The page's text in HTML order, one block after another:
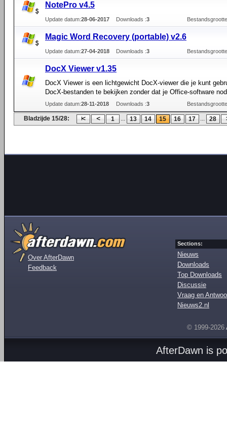
NotePro v4.5
Update datum:28-06-2017 Downloads :3
Magic Word Recovery (portable) v2.6
Update datum:27-04-2018 Downloads :3
DocX Viewer v1.35
DocX Viewer is een lichtgewicht DocX-viewer die je kunt
DocX-bestanden te bekijken zonder dat je Office-software
Update datum:28-11-2018 Downloads :3
Bladzijde 15/28: 1 ... 13 14 15 16 17 ... 28
Over AfterDawn
Feedback
Sections:
Nieuws
Downloads
Top Downloads
Discussie
Vraag en
Nieuws2.nl
© 1999-2026
AfterDawn is